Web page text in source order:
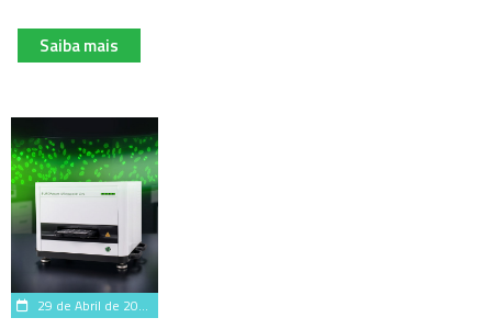
Saiba mais
29 de Abril de 2026